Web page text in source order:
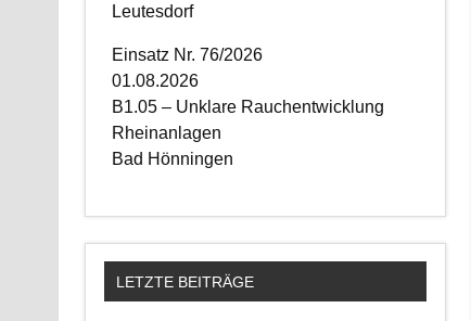
Leutesdorf
Einsatz Nr. 76/2026
01.08.2026
B1.05 – Unklare Rauchentwicklung
Rheinanlagen
Bad Hönningen
LETZTE BEITRÄGE